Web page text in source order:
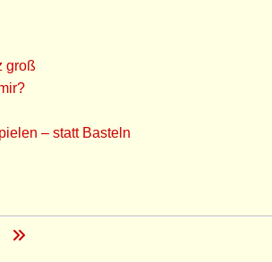
groß
– statt Basteln